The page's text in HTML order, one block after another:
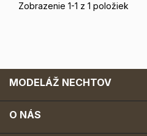
Zobrazenie 1-1 z 1 položiek
MODELÁŽ NECHTOV
O NÁS